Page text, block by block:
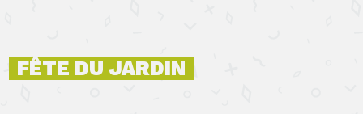
FÊTE DU JARDIN